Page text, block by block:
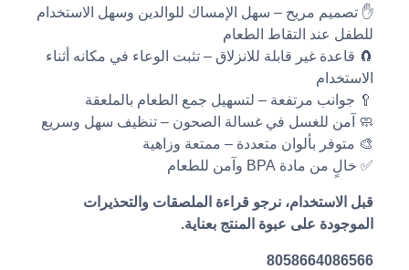
✋ تصميم مريح – سهل الإمساك للوالدين وسهل الاستخدام
للطفل عند التقاط الطعام
🧲 قاعدة غير قابلة للانزلاق – تثبت الوعاء في مكانه أثناء
الاستخدام
🥄 جوانب مرتفعة – لتسهيل جمع الطعام بالملعقة
🧼 آمن للغسل في غسالة الصحون – تنظيف سهل وسريع
🎨 متوفر بألوان متعددة – ممتعة وزاهية
✅ خالٍ من مادة BPA وآمن للطعام
قبل الاستخدام، نرجو قراءة الملصقات والتحذيرات
الموجودة على عبوة المنتج بعناية.
8058664086566